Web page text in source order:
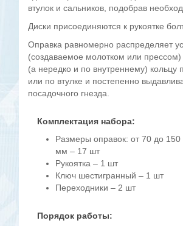
втулок и сальников, подобрав
Диски присоединяются к рукоятке
Оправка равномерно распределяет
(создаваемое молотком или
(а нередко и по внутреннему) кольцу
или по втулке и постепенно
посадочного гнезда.
Комплектация набора:
Размеры оправок: от 70 до
мм – 17 шт
Рукоятка – 1 шт
Ключ шестигранный – 1 шт
Переходники – 2 шт
Порядок работы: